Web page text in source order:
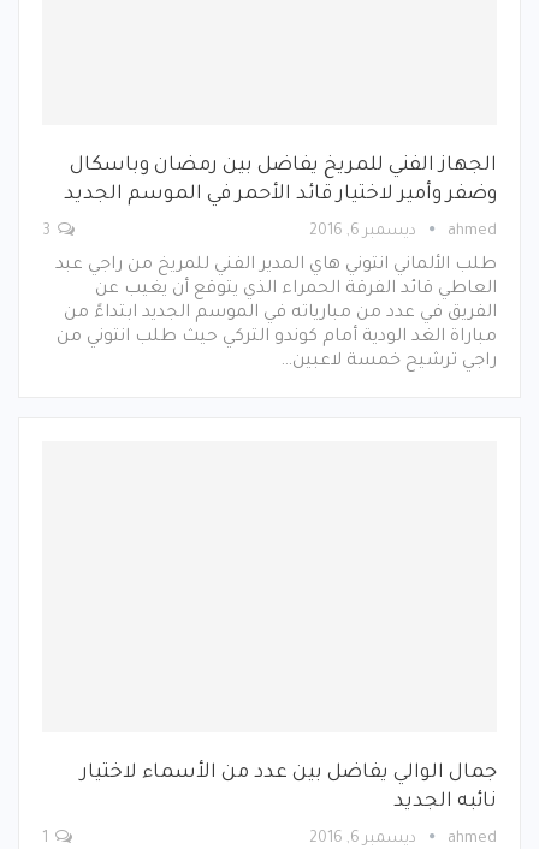
الجهاز الفني للمريخ يفاضل بين رمضان وباسكال
وضفر وأمير لاختيار قائد الأحمر في الموسم الجديد
ahmed ديسمبر 6, 2016
طلب الألماني انتوني هاي المدير الفني للمريخ من راجي عبد
العاطي قائد الفرقة الحمراء الذي يتوقع أن يغيب عن
الفريق في عدد من مبارياته في الموسم الجديد ابتداءً من
مباراة الغد الودية أمام كوندو التركي حيث طلب انتوني من
راجي ترشيح خمسة لاعبين…
جمال الوالي يفاضل بين عدد من الأسماء لاختيار
نائبه الجديد
ahmed ديسمبر 6, 2016